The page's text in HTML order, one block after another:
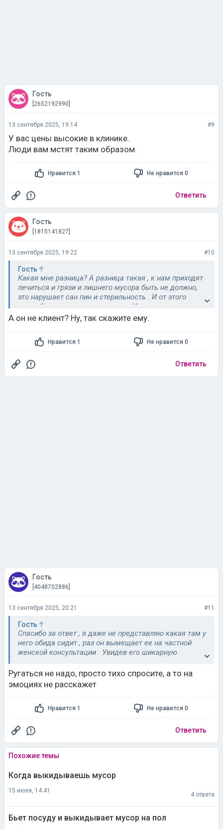
Гость
[2652192990]
13 сентября 2025, 19:14 #9
У вас цены высокие в клинике.
Люди вам мстят таким образом.
Нравится 1 Не нравится 0
Ответить
Гость
[1815141827]
13 сентября 2025, 19:22 #10
Гость
Какая мне разница? А разница такая , к нам приходят
лечиться и грязи и лишнего мусора быть не должно,
это нарушает сан пин и стерильность . И от этого
могут быть негативные отзывы . И да , мне жалко
уборщицу которая эту грязь видит. То что бахилы на
виду стоят не отменяет того, что их не может брать
клиентов
А он не клиент? Ну, так скажите ему.
Нравится 1 Не нравится 0
Ответить
Гость
[4048702886]
13 сентября 2025, 20:21 #11
Гость
Спасибо за ответ , я даже не представляю какая там у
него обида сидит , раз он вымещает ее на частной
женской консультации . Увидев его шикарную
это потому что не знает границ. За все разы увидела
его впервые, если еще увижу обязательно выскажу
Ругаться не надо, просто тихо спросите, а то на
эмоциях не расскажет
Нравится 1 Не нравится 0
Ответить
Похожие темы
Когда выкидываешь мусор
15 июля, 14:41
4 ответа
Бьет посуду и выкидывает мусор на пол